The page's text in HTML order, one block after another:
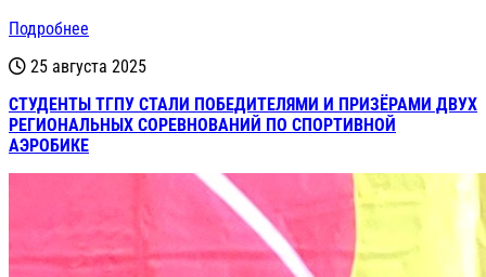
Подробнее
25 августа 2025
СТУДЕНТЫ ТГПУ СТАЛИ ПОБЕДИТЕЛЯМИ И ПРИЗЁРАМИ ДВУХ
РЕГИОНАЛЬНЫХ СОРЕВНОВАНИЙ ПО СПОРТИВНОЙ
АЭРОБИКЕ